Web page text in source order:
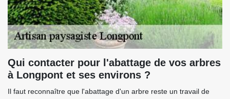
Qui contacter pour l'abattage de vos arbres
à Longpont et ses environs ?
Il faut reconnaître que l'abattage d'un arbre reste un travail de